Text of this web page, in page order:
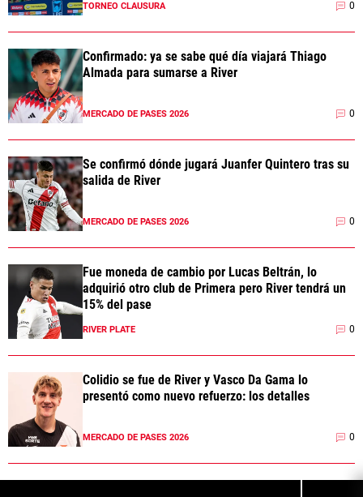
TORNEO CLAUSURA 0
Confirmado: ya se sabe qué día viajará Thiago
Almada para sumarse a River
MERCADO DE PASES 2026 0
Se confirmó dónde jugará Juanfer Quintero tras su
salida de River
MERCADO DE PASES 2026 0
Fue moneda de cambio por Lucas Beltrán, lo
adquirió otro club de Primera pero River tendrá un
15% del pase
RIVER PLATE 0
Colidio se fue de River y Vasco Da Gama lo
presentó como nuevo refuerzo: los detalles
MERCADO DE PASES 2026 0